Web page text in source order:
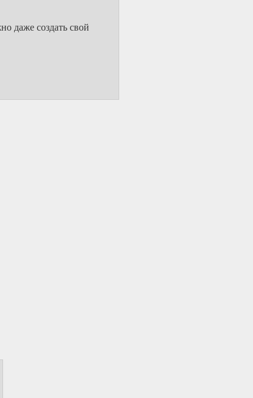
даже создать свой